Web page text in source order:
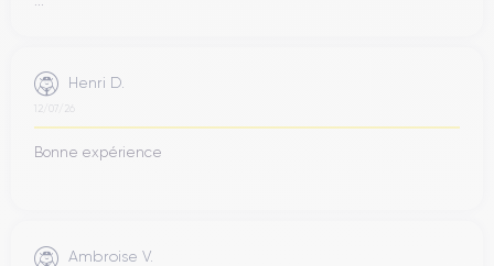
Henri D.
12/07/26
Bonne expérience
Ambroise V.